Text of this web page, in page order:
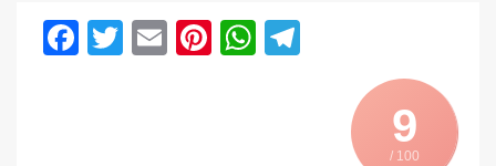
Facebook
Twitter
EmailPinterest
WhatsApp
9
/ 100